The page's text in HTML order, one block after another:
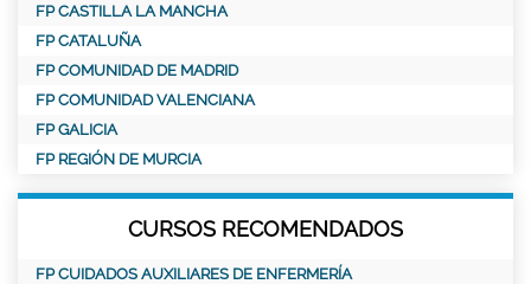
FP CASTILLA LA MANCHA
FP CATALUÑA
FP COMUNIDAD DE MADRID
FP COMUNIDAD VALENCIANA
FP GALICIA
FP REGIÓN DE MURCIA
CURSOS RECOMENDADOS
FP CUIDADOS AUXILIARES DE ENFERMERÍA